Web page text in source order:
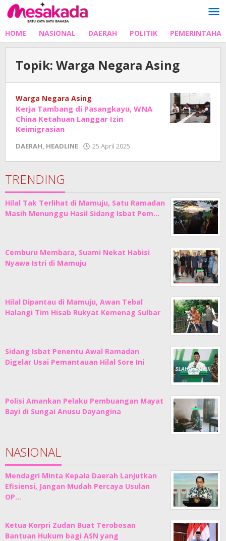
Lewati
ke
HOME NASIONAL DAERAH POLITIK
Topik: Warga Negara Asing
Warga Negara Asing
Kerja Tambang di Pasangkayu, WNA
China Ketahuan Langgar Izin
Keimigrasian
DAERAH, HEADLINE 25 April 2025
Junaedi
TRENDING
Hilal Tak Terlihat di Mamuju, Satu Ramadan
Masih Menunggu Hasil Sidang Isbat Pem…
Cemburu Membara, Suami Nekat Habisi
Nyawa Istri di Mamuju
Hilal Dipantau di Mamuju, Awan Tebal
Halangi Tim Hisab Rukyat Kemenag Sulbar
Sidang Isbat Penentu Awal Ramadan
Digelar Usai Pemantauan Hilal Sore Ini
Polisi Amankan Pelaku Pembuangan Mayat
Bayi di Sungai Anusu Dayangina
NASIONAL
Mendagri Minta Kepala Daerah Lanjutkan
Efisiensi, Jangan Mudah Percaya Usulan
OP…
Ketua Korpri Zudan Buat Terobosan
Bantuan Hukum bagi ASN yang